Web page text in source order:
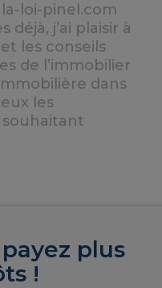
loi-pinel.com
j’ai plaisir à
les conseils
de l’immobilier
dans
les
souhaitant
plus
!